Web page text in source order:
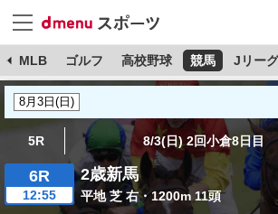
MLB ゴルフ 高校野球 競馬 Jリーグ
5R 8/3(日) 2回小倉8日目
6R
12:55
2歳新馬
平地 芝 右・1200m 11頭